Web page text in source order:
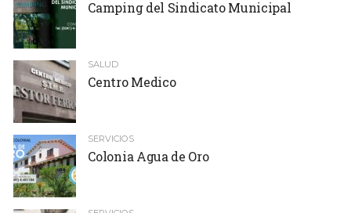
Camping del Sindicato Municipal
SALUD
Centro Medico
SERVICIOS
Colonia Agua de Oro